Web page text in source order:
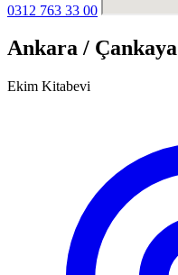
0312 763 33 00
Ankara / Çankaya
Ekim Kitabevi